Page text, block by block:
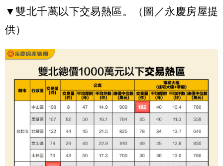
▼雙北千萬以下交易熱區。（圖／永慶房屋提
供）